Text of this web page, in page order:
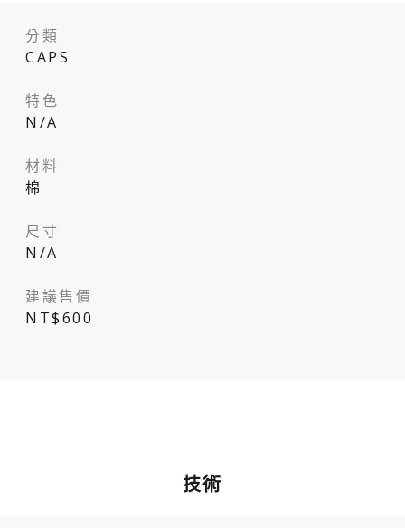
分類
CAPS
特色
N/A
材料
棉
尺寸
N/A
建議售價
NT$600
技術